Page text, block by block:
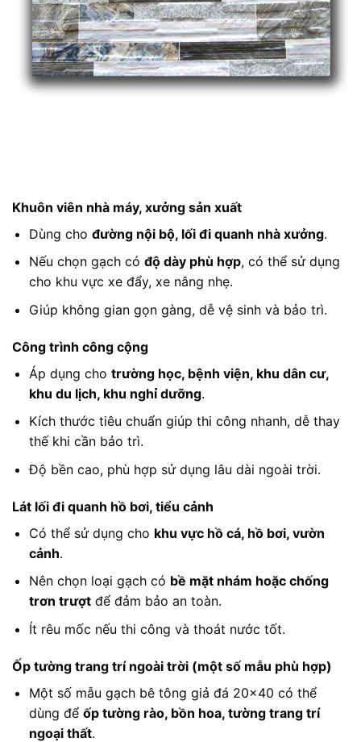
Khuôn viên nhà máy, xưởng sản xuất
Dùng cho đường nội bộ, lối đi quanh nhà xưởng.
Nếu chọn gạch có độ dày phù hợp, có thể sử dụng
cho khu vực xe đẩy, xe nâng nhẹ.
Giúp không gian gọn gàng, dễ vệ sinh và bảo trì.
Công trình công cộng
Áp dụng cho trường học, bệnh viện, khu dân cư,
khu du lịch, khu nghỉ dưỡng.
Kích thước tiêu chuẩn giúp thi công nhanh, dễ thay
thế khi cần bảo trì.
Độ bền cao, phù hợp sử dụng lâu dài ngoài trời.
Lát lối đi quanh hồ bơi, tiểu cảnh
Có thể sử dụng cho khu vực hồ cá, hồ bơi, vườn
cảnh.
Nên chọn loại gạch có bề mặt nhám hoặc chống
trơn trượtđể đảm bảo an toàn.
Ít rêu mốc nếu thi công và thoát nước tốt.
Ốp tường trang trí ngoài trời (một số mẫu phù hợp)
Một số mẫu gạch bê tông giả đá 20×40 có thể
dùng để ốp tường rào, bồn hoa, tường trang trí
ngoại thất.